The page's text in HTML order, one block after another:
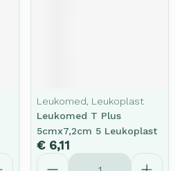
Leukomed, Leukoplast
Leukomed T Plus
5cmx7,2cm 5 Leukoplast
€ 6,11
Aantal